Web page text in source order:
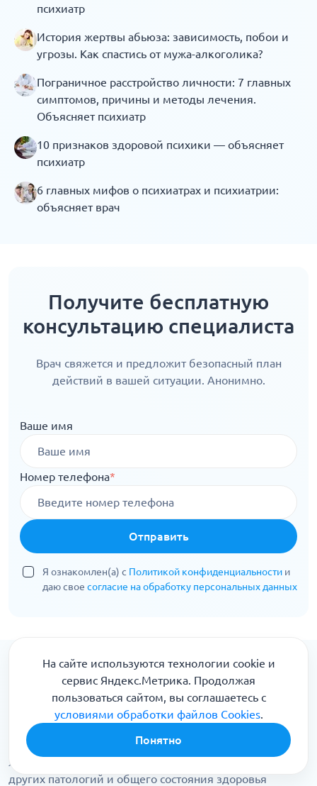
психиатр
История жертвы абьюза: зависимость, побои и
угрозы. Как спастись от мужа-алкоголика?
Пограничное расстройство личности: 7 главных
симптомов, причины и методы лечения.
Объясняет психиатр
10 признаков здоровой психики — объясняет
психиатр
6 главных мифов о психиатрах и психиатрии:
объясняет врач
Получите бесплатную
консультацию специалиста
Врач свяжется и предложит безопасный план
действий в вашей ситуации. Анонимно.
Ваше имя
Номер телефона*
Отправить
Я ознакомлен(а) с Политикой конфиденциальности и
даю свое согласие на обработку персональных данных
Особенности лечения и диагностики
психических болезней
Врачи-психиатры опираются в работе на
психотерапевтические и соматические методы
терапии. После диагностики выбирается схема
лечения, ее особенности зависят от возраста, наличия
других патологий и общего состояния здоровья
На сайте используются технологии cookie и
сервис Яндекс.Метрика. Продолжая
пользоваться сайтом, вы соглашаетесь с
условиями обработки файлов Cookies.
Понятно